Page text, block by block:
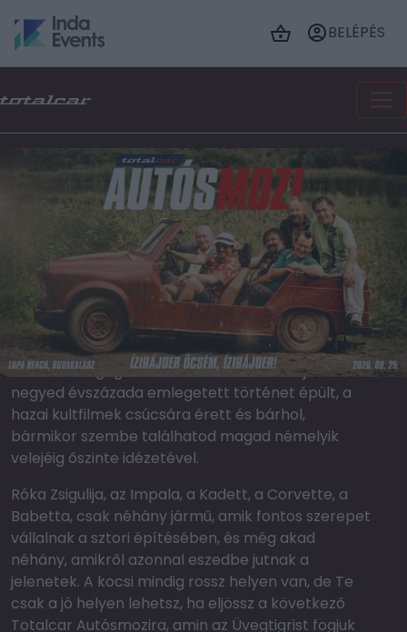
BELÉPÉS
Üvegtigris (2001)
Totalcar Autósmozi
"Vagy Impala, vagy semmi." Beleivódtak a
mindennapjainkba azok a sorok, amiket 25 évvel
ezelőtt hallhattunk először Lalitól, Csokitól, Cingitől,
a Garancsi-tó partján bandázó számkivetett
zseniktől, a nepperek királyaitól, Rókától és
Gabentől. A magyar valóságnak görbe tükröt
mutató Üvegtigris szedett-vedett bandájából
negyed évszázada emlegetett történet épült, a
hazai kultfilmek csúcsára érett és bárhol,
bármikor szembe találhatod magad némelyik
velejéig őszinte idézetével.
Róka Zsigulija, az Impala, a Kadett, a Corvette, a
Babetta, csak néhány jármű, amik fontos szerepet
vállalnak a sztori építésében, és még akad
néhány, amikről azonnal eszedbe jutnak a
jelenetek. A kocsi mindig rossz helyen van, de Te
csak a jó helyen lehetsz, ha eljössz a következő
Totalcar Autósmozira, amin az Üvegtigrist fogjuk